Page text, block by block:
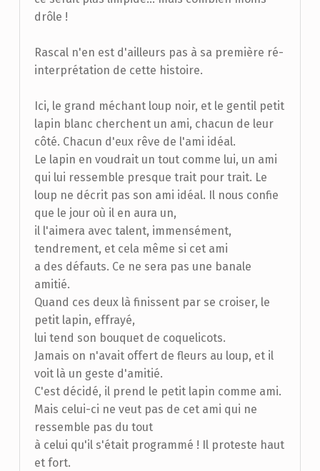
drôle !
Rascal n'en est d'ailleurs pas à sa première ré-
interprétation de cette histoire.
Ici, le grand méchant loup noir, et le gentil petit
lapin blanc cherchent un ami, chacun de leur
côté. Chacun d'eux rêve de l'ami idéal.
Le lapin en voudrait un tout comme lui, un ami
qui lui ressemble presque trait pour trait. Le
loup ne décrit pas son ami idéal. Il nous confie
que le jour où il en aura un,
il l'aimera avec talent, immensément,
tendrement, et cela même si cet ami
a des défauts. Ce ne sera pas une banale
amitié.
Quand ces deux là finissent par se croiser, le
petit lapin, effrayé,
lui tend son bouquet de coquelicots.
Jamais on n'avait offert de fleurs au loup, et il
voit là un geste d'amitié.
C'est décidé, il prend le petit lapin comme ami.
Mais celui-ci ne veut pas de cet ami qui ne
ressemble pas du tout
à celui qu'il s'était programmé ! Il proteste haut
et fort.